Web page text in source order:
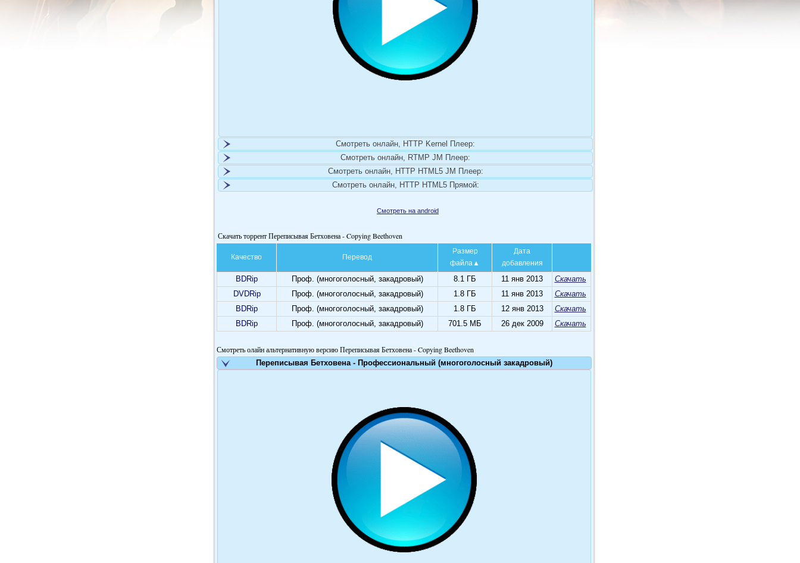
Смотреть онлайн, HTTP Kernel Плеер:
Смотреть онлайн, RTMP JM Плеер:
Смотреть онлайн, HTTP HTML5 JM Плеер:
Смотреть онлайн, HTTP HTML5 Прямой:
Смотреть на android
Скачать торрент Переписывая Бетховена - Copying Beethoven
Качество Перевод
Размер
файла
Дата
добавления
BDRip Проф. (многоголосный, закадровый) 8.1 ГБ 11 янв 2013
Скачать
DVDRip
Проф. (многоголосный, закадровый) 1.8 ГБ 11 янв 2013
Скачать
BDRip
Проф. (многоголосный, закадровый) 1.8 ГБ 12 янв 2013
Скачать
BDRip
Проф. (многоголосный, закадровый) 701.5 МБ 26 дек 2009 Скачать
Смотреть олайн альтернативную версию Переписывая Бетховена - Copying Beethoven
Переписывая Бетховена - Профессиональный (многоголосный закадровый)